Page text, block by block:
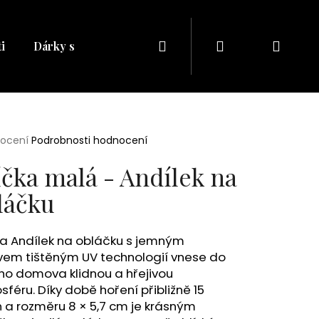
Dárky s naším potiskem Dárkové balíčky
Přihlášení
Podrobnosti hodnocení
malá - Andílek na
Andílek na obláčku s jemným
tištěným UV technologií vnese do
domova klidnou a hřejivou
Díky době hoření přibližně 15
a rozměru 8 × 5,7 cm je krásným
Následující